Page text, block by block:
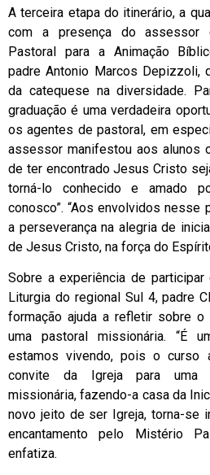
A terceira etapa do itinerário, a
com a presença do assessor
Pastoral para a Animação
padre Antonio Marcos Depizzoli,
da catequese na diversidade.
graduação é uma verdadeira
os agentes de pastoral, em
assessor manifestou aos alunos
de ter encontrado Jesus Cristo
torná-lo conhecido e amado
conosco”. “Aos envolvidos nesse
a perseverança na alegria de
de Jesus Cristo, na força do
Sobre a experiência de
Liturgia do regional Sul 4, padre
formação ajuda a refletir sobre
uma pastoral missionária. “É
estamos vivendo, pois o curso
convite da Igreja para uma
missionária, fazendo-a casa da
novo jeito de ser Igreja, torna-se
encantamento pelo Mistério
enfatiza.